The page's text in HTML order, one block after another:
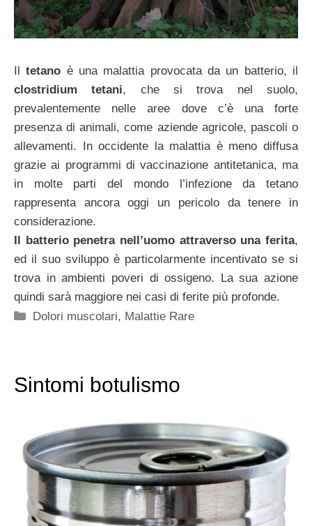
Iltetano è una malattia provocata da un batterio, il
clostridium tetani, che si trova nel suolo,
prevalentemente nelle aree dove c’è una forte
presenza di animali, come aziende agricole, pascoli o
allevamenti. In occidente la malattia è meno diffusa
grazie ai programmi di vaccinazione antitetanica, ma
in molte parti del mondo l’infezione da tetano
rappresenta ancora oggi un pericolo da tenere in
considerazione.
Il batterio penetra nell’uomo attraverso una ferita,
ed il suo sviluppo è particolarmente incentivato se si
trova in ambienti poveri di ossigeno. La sua azione
quindi sarà maggiore nei casi di ferite più profonde.
Categorie
Dolori muscolari, Malattie Rare
Sintomi botulismo